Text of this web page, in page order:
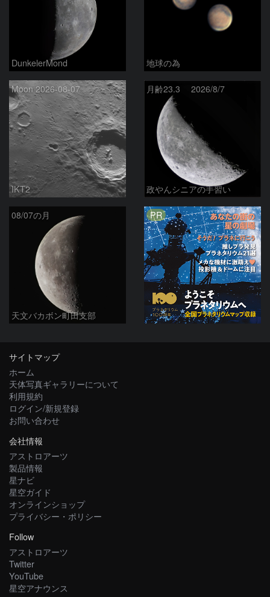
DunkelerMond 地球の為
Moon 2026-08-07
IKT2
月齢23.3 2026/8/7
政やんシニアの手習い
08/07の月
天文バカボン町田支部
PR
サイトマップ
ホーム
天体写真ギャラリーについて
利用規約
ログイン/新規登録
お問い合わせ
会社情報
アストロアーツ
製品情報
星ナビ
星空ガイド
オンラインショップ
プライバシー・ポリシー
Follow
アストロアーツ
Twitter
YouTube
星空アナウンス